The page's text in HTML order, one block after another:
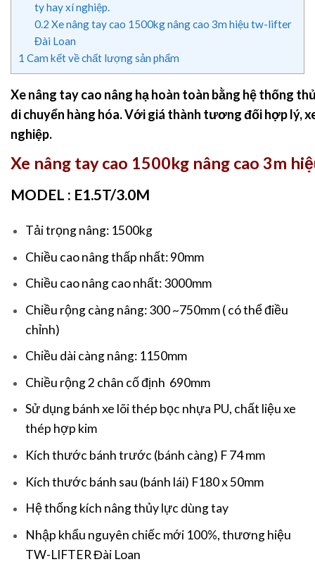
ty hay xí nghiệp.
0.2 Xe nâng tay cao 1500kg nâng cao 3m hiệu tw-lifter
Đài Loan
1 Cam kết về chất lượng sản phẩm
Xe nâng tay cao nâng hạ hoàn toàn bằng hệ thống
di chuyển hàng hóa. Với giá thành tương đối hợp lý,
nghiệp.
Xe nâng tay cao 1500kg nâng cao 3m
MODEL : E1.5T/3.0M
Tải trọng nâng: 1500kg
Chiều cao nâng thấp nhất: 90mm
Chiều cao nâng cao nhất: 3000mm
Chiều rộng càng nâng: 300 ~750mm ( có thể điều
chỉnh)
Chiều dài càng nâng: 1150mm
Chiều rộng 2 chân cố định 690mm
Sử dụng bánh xe lõi thép bọc nhựa PU, chất liệu xe
thép hợp kim
Kích thước bánh trước (bánh càng) F 74 mm
Kích thước bánh sau (bánh lái) F180 x 50mm
Hệ thống kích nâng thủy lực dùng tay
Nhập khẩu nguyên chiếc mới 100%, thương hiệu
TW-LIFTER Đài Loan